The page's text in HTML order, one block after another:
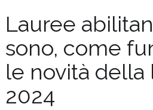
Lauree
sono, come
le novità
2024